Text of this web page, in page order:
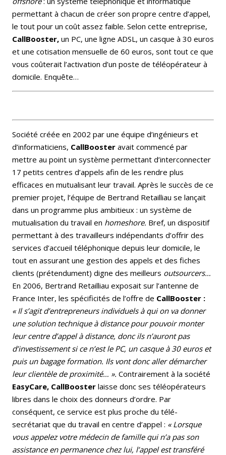
permettant à chacun de créer son propre centre d’appel,
le tout pour un coût assez faible. Selon cette entreprise,
CallBooster, un PC, une ligne ADSL, un casque à 30 euros
et une cotisation mensuelle de 60 euros, sont tout ce que
vous coûterait l’activation d’un poste de téléopérateur à
domicile. Enquête…
Société créée en 2002 par une équipe d’ingénieurs et
d’informaticiens, CallBooster avait commencé par
mettre au point un système permettant d’interconnecter
17 petits centres d’appels afin de les rendre plus
efficaces en mutualisant leur travail. Après le succès de ce
premier projet, l’équipe de Bertrand Retailliau se lançait
dans un programme plus ambitieux : un système de
mutualisation du travail en homeshore. Bref, un dispositif
permettant à des travailleurs indépendants d’offrir des
services d’accueil téléphonique depuis leur domicile, le
tout en assurant une gestion des appels et des fiches
clients (prétendument) digne des meilleurs outsourcers…
En 2006, Bertrand Retailliau exposait sur l’antenne de
France Inter, les spécificités de l’offre de CallBooster :
« Il s’agit d’entrepreneurs individuels à qui on va donner
une solution technique à distance pour pouvoir monter
leur centre d’appel à distance, donc ils n’auront pas
d’investissement si ce n’est le PC, un casque à 30 euros et
puis un bagage formation. Ils vont donc aller démarcher
leur clientèle de proximité… ». Contrairement à la société
EasyCare, CallBooster laisse donc ses téléopérateurs
libres dans le choix des donneurs d’ordre. Par
conséquent, ce service est plus proche du télé-
secrétariat que du travail en centre d’appel : « Lorsque
vous appelez votre médecin de famille qui n’a pas son
assistance en permanence chez lui, l’appel est transféré